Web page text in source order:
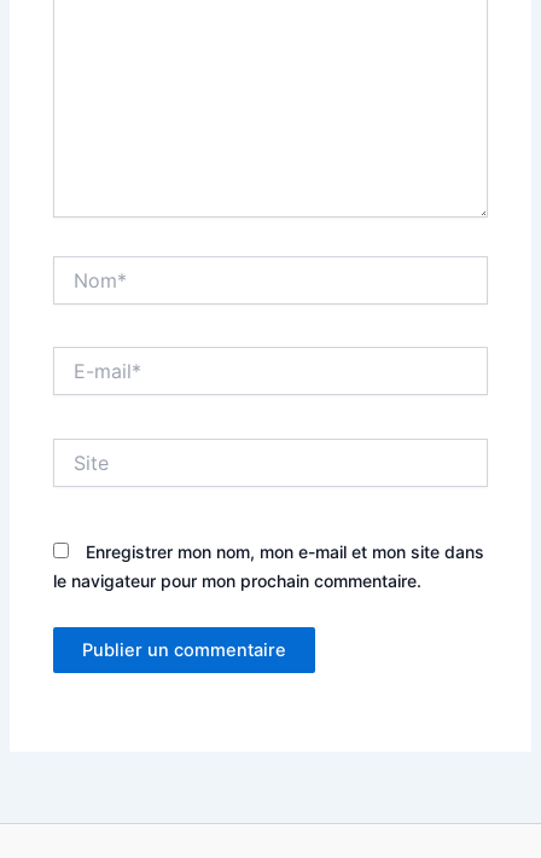
mail*
Enregistrer mon nom, mon e-mail et mon site dans
le navigateur pour mon prochain commentaire.